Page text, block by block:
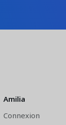
Amilia
Connexion